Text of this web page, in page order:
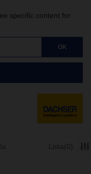
specific content for
OK
Lista (0)